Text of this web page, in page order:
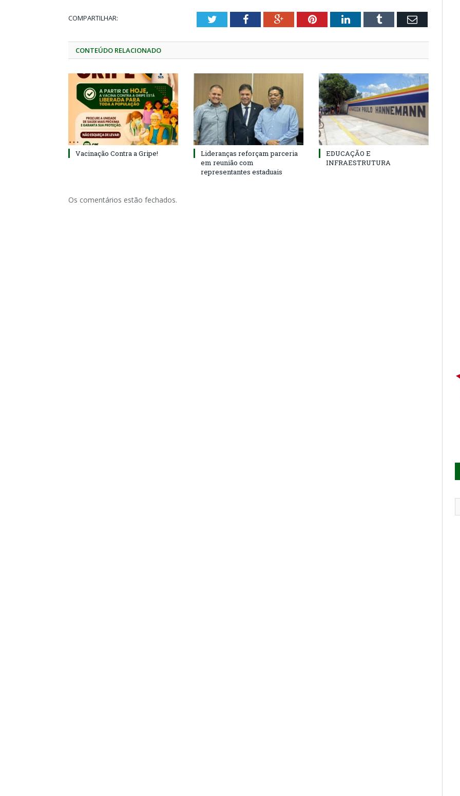
COMPARTILHAR: TwitterFacebookGoogle+PinterestLinkedInTumblr Email
CONTEÚDO RELACIONADO
Vacinação Contra a Gripe!
Lideranças reforçam parceria
em reunião com
representantes estaduais
EDUCAÇÃO E
INFRAESTRUTURA
Os comentários estão fechados.